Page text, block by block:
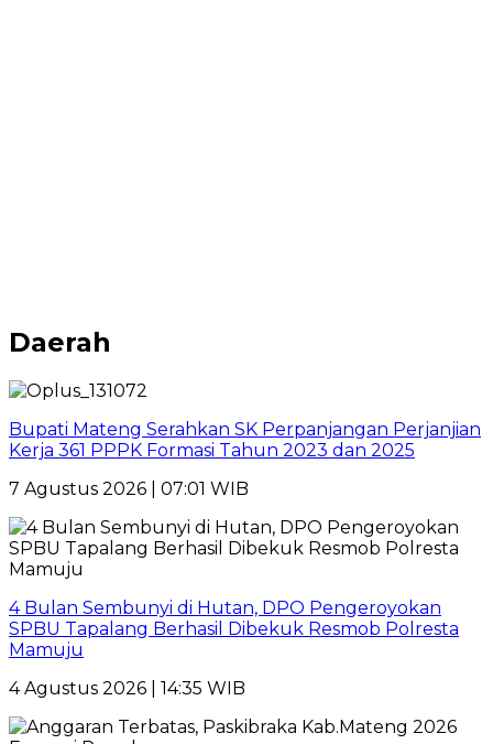
Daerah
Bupati Mateng Serahkan SK Perpanjangan Perjanjian
Kerja 361 PPPK Formasi Tahun 2023 dan 2025
7 Agustus 2026 | 07:01 WIB
4 Bulan Sembunyi di Hutan, DPO Pengeroyokan
SPBU Tapalang Berhasil Dibekuk Resmob Polresta
Mamuju
4 Agustus 2026 | 14:35 WIB